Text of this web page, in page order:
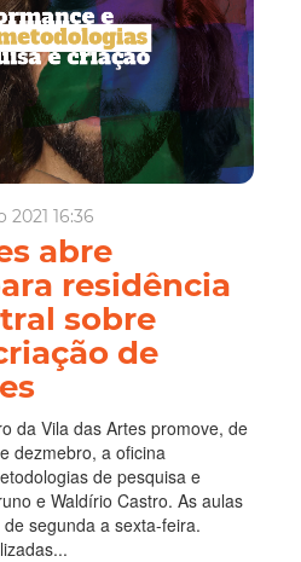
16:36
abre
residência
sobre
de
da Vila das Artes promove, de
dezmebro, a oficina
de pesquisa e
e Waldírio Castro. As aulas
segunda a sexta-feira.